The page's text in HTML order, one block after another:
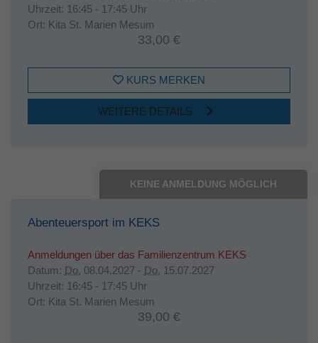
Uhrzeit: 16:45 - 17:45 Uhr
Ort: Kita St. Marien Mesum
33,00 €
KURS MERKEN
WEITERE DETAILS
KEINE ANMELDUNG MÖGLICH
Abenteuersport im KEKS
Anmeldungen über das Familienzentrum KEKS
Datum: Do. 08.04.2027 - Do. 15.07.2027
Uhrzeit: 16:45 - 17:45 Uhr
Ort: Kita St. Marien Mesum
39,00 €